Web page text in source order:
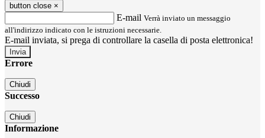
button close ×
E-mail Verrà inviato un messaggio
all'indirizzo indicato con le istruzioni necessarie.
E-mail inviata, si prega di controllare la casella di posta elettronica!
Errore
Chiudi
Successo
Chiudi
Informazione